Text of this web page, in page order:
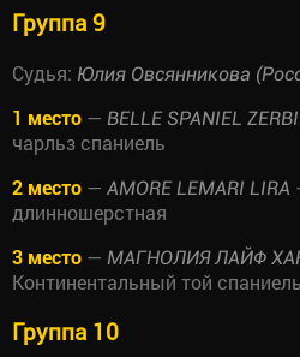
Группа 9
Судья: Юлия Овсянникова
1 место — BELLE SPANIEL
чарльз спаниель
2 место — AMORE LEMARI LIRA
длинношерстная
3 место — МАГНОЛИЯ ЛАЙФ
Континентальный той
Группа 10